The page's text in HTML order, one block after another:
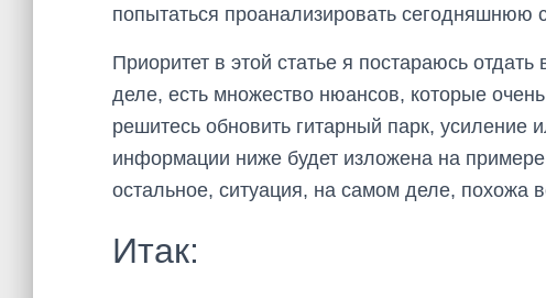
попытаться проанализировать сегодняшнюю
Приоритет в этой статье я постараюсь
деле, есть множество нюансов, которые
решитесь обновить гитарный парк, усиление
информации ниже будет изложена на
остальное, ситуация, на самом деле, похожа
Итак: